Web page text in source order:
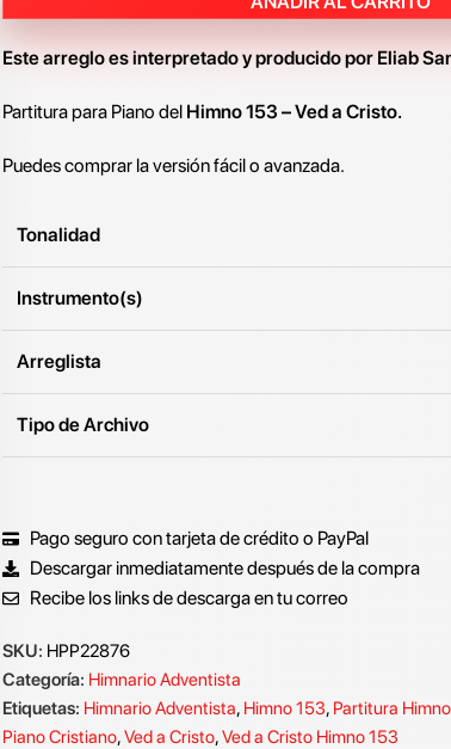
Este arreglo es interpretado y producido por Eliab
Partitura para Piano del Himno 153 –Ved a Cristo.
Puedes comprar la versión fácil o avanzada.
Tonalidad
Instrumento(s)
Arreglista
Tipo de Archivo
Pago seguro con tarjeta de crédito o PayPal
Descargar inmediatamente después de la compra
Recibe los links de descarga en tu correo
SKU: HPP22876
Categoría: Himnario Adventista
Etiquetas: Himnario Adventista, Himno 153, Partitura
Piano Cristiano,Ved a Cristo,Ved a Cristo Himno 153